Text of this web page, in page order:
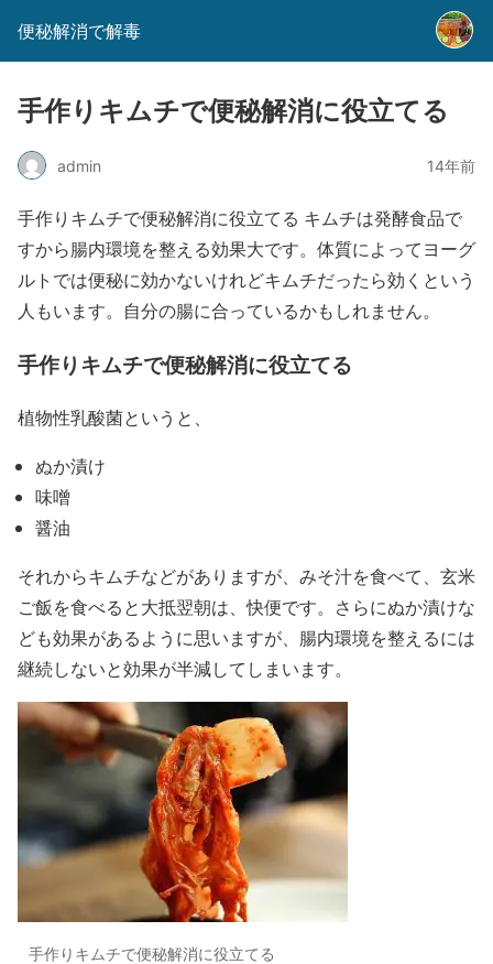
便秘解消で解毒
手作りキムチで便秘解消に役立てる
admin 14年前
手作りキムチで便秘解消に役立てる キムチは発酵食品で
すから腸内環境を整える効果大です。体質によってヨーグ
ルトでは便秘に効かないけれどキムチだったら効くという
人もいます。自分の腸に合っているかもしれません。
手作りキムチで便秘解消に役立てる
植物性乳酸菌というと、
ぬか漬け
味噌
醤油
それからキムチなどがありますが、みそ汁を食べて、玄米
ご飯を食べると大抵翌朝は、快便です。さらにぬか漬けな
ども効果があるように思いますが、腸内環境を整えるには
継続しないと効果が半減してしまいます。
手作りキムチで便秘解消に役立てる